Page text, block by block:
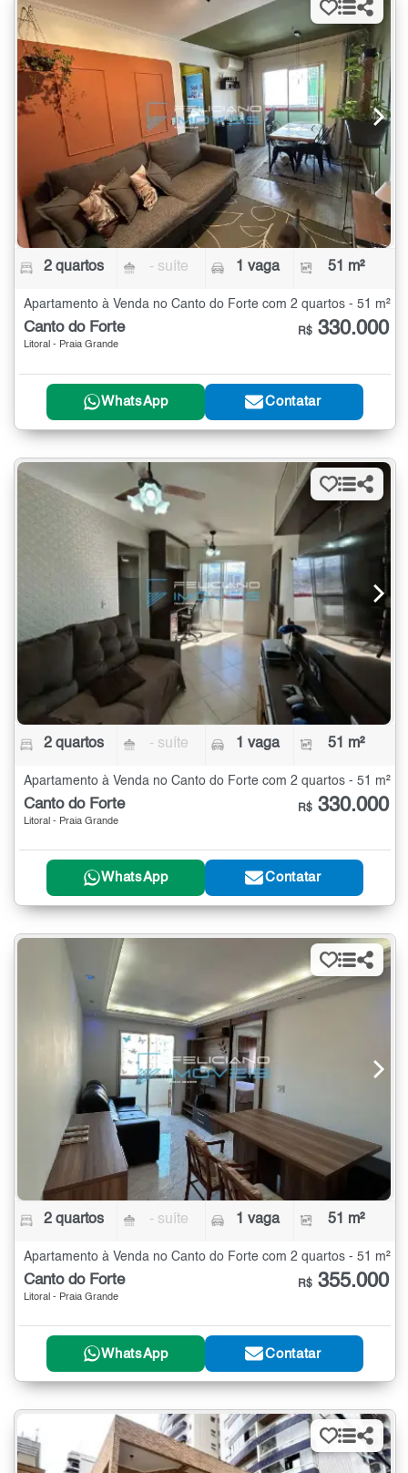
2 quartos - suíte 1 vaga 51 m²
Apartamento à Venda no Canto do Forte com 2 quartos - 51 m²
Canto do Forte
Litoral - Praia Grande
R$ 330.000
WhatsApp Contatar
2 quartos - suíte 1 vaga 51 m²
Apartamento à Venda no Canto do Forte com 2 quartos - 51 m²
Canto do Forte
Litoral - Praia Grande
R$ 330.000
WhatsApp Contatar
2 quartos - suíte 1 vaga 51 m²
Apartamento à Venda no Canto do Forte com 2 quartos - 51 m²
Canto do Forte
Litoral - Praia Grande
R$ 355.000
WhatsApp Contatar